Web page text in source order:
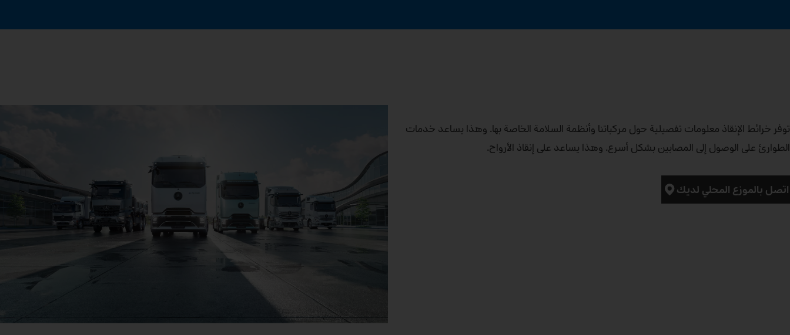
توفر خرائط الإنقاذ معلومات تفصيلية حول مركباتنا وأنظمة السلامة الخاصة بها. وهذا يساعد خدمات
الطوارئ على الوصول إلى المصابين بشكل أسرع. وهذا يساعد على إنقاذ الأرواح.
اتصل بالموزع المحلي لديك